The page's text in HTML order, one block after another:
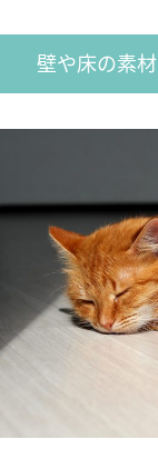
壁や床の素材